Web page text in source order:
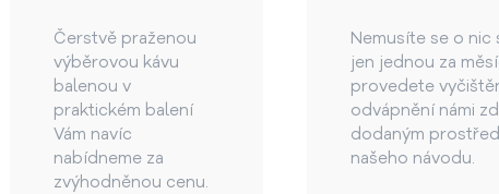
Čerstvě praženou
výběrovou kávu
balenou v
praktickém balení
Vám navíc
nabídneme za
zvýhodněnou cenu.
Nemusíte se o nic
jen jednou za
provedete
odvápnění námi
dodaným
našeho návodu.